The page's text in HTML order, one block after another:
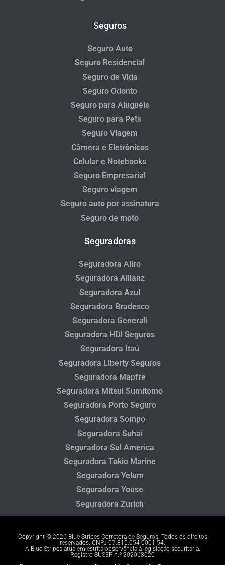
Seguros
Seguro Auto
Seguro Residencial
Seguro de Vida
Seguro Odonto
Seguro para Aluguéis
Seguro para Pets
Seguro Viagem
Câmera e Eletrônicos
Celular e Notebooks
Seguro Empresarial
Seguro viagem
Seguro auto por assinatura
Seguro de moto
Seguradoras
Seguradora Aliro
Seguradora Allianz
Seguradora Azul
Seguradora Bradesco
Seguradora Generali
Seguradora HDI Seguros
Seguradora Itaú
Seguradora Liberty Seguros
Seguradora Mapfre
Seguradora Mitsui Sumitomo
Seguradora Porto Seguro
Seguradora Sompo
Seguradora Suhai
Seguradora Sul America
Seguradora Tokio Marine
Seguradora Yelum
Seguradora Youse
Seguradora Zurich
Copyright © 2026 Blue Stripes Corretora de Seguros. Todos os direitos
reservados. CNPJ 07.815.054-0001-54.
A Blue Stripes atua em estrita observância à legislação securitária.
Registro SUSEP n.º 202068020